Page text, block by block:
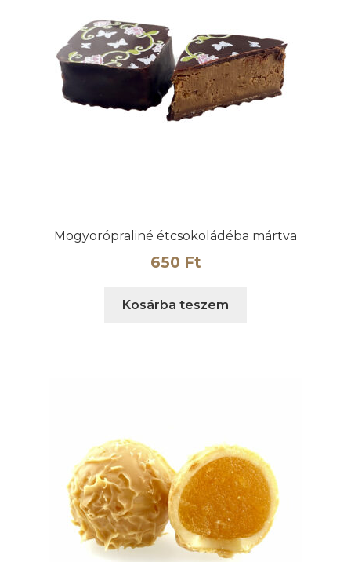
Mogyorópraliné étcsokoládéba mártva
650 Ft
Kosárba teszem